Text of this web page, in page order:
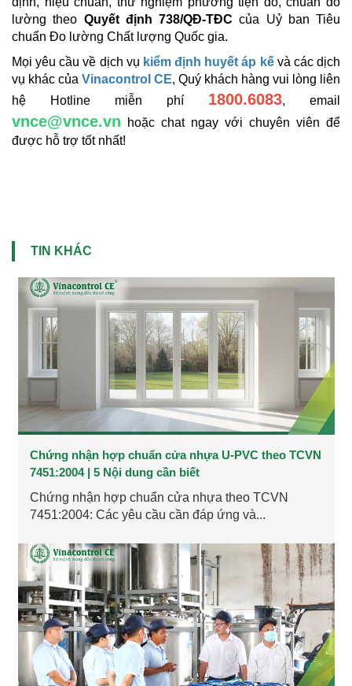
lường theo Quyết định 738/QĐ-TĐC của Uỷ ban Tiêu
chuẩn Đo lường Chất lượng Quốc gia.
Mọi yêu cầu về dịch vụ kiểm định huyết áp kếvà các dịch
vụ khác của Vinacontrol CE, Quý khách hàng vui lòng liên
hệ Hotline miễn phí 1800.6083, email
vnce@vnce.vn hoặc chat ngay với chuyên viên để
được hỗ trợ tốt nhất!
TIN KHÁC
Chứng nhận hợp chuẩn cửa nhựa U-PVC theo TCVN
7451:2004 | 5 Nội dung cần biết
Chứng nhận hợp chuẩn cửa nhựa theo TCVN
7451:2004: Các yêu cầu cần đáp ứng và...